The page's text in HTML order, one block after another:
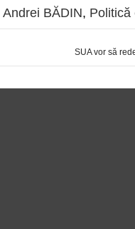
Andrei BĂDIN, Politică
SUA vor să